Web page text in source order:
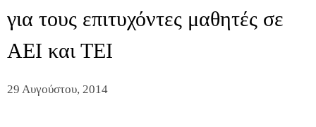
για τους επιτυχόντες μαθητές σε
ΑΕΙ και ΤΕΙ
29 Αυγούστου, 2014